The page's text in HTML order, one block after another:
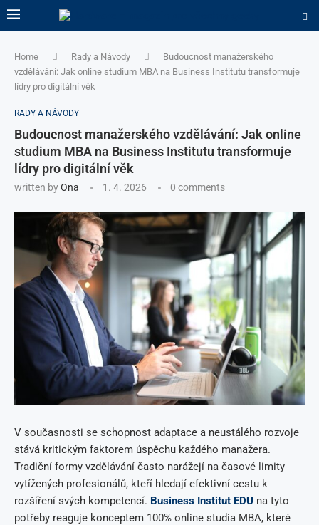
Home Rady a Návody
Budoucnost manažerského
vzdělávání: Jak online studium MBA na Business Institutu transformuje
lídry pro digitální věk
RADY A NÁVODY
Budoucnost manažerského vzdělávání: Jak online
studium MBA na Business Institutu transformuje
lídry pro digitální věk
written byOna 1. 4. 2026 0 comments
V současnosti se schopnost adaptace a neustálého rozvoje
stává kritickým faktorem úspěchu každého manažera.
Tradiční formy vzdělávání často narážejí na časové limity
vytížených profesionálů, kteří hledají efektivní cestu k
rozšíření svých kompetencí. Business Institut EDU na tyto
potřeby reaguje konceptem 100% online studia MBA, které